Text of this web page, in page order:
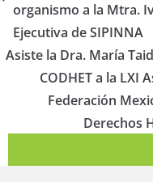
organismo a la Mtra.
Ejecutiva de SIPINNA
Asiste la Dra. María
CODHET a la LXI
Federación
Derechos